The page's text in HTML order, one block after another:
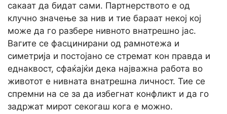
сакаат да бидат сами. Партнерството е од
клучно значење за нив и тие бараат некој кој
може да го разбере нивното внатрешно јас.
Вагите се фасцинирани од рамнотежа и
симетрија и постојано се стремат кон правда и
еднаквост, сфаќајќи дека најважна работа во
животот е нивната внатрешна личност. Тие се
спремни на се за да избегнат конфликт и да го
задржат мирот секогаш кога е можно.